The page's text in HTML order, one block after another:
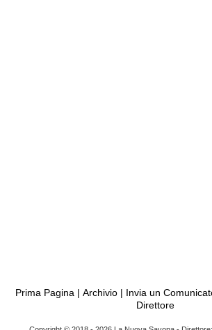
Prima Pagina |Archivio | Invia un
Direttore